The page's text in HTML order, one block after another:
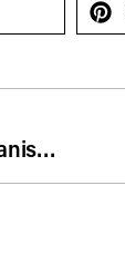
Francophonie : un concours annuel organisé par l’AVF